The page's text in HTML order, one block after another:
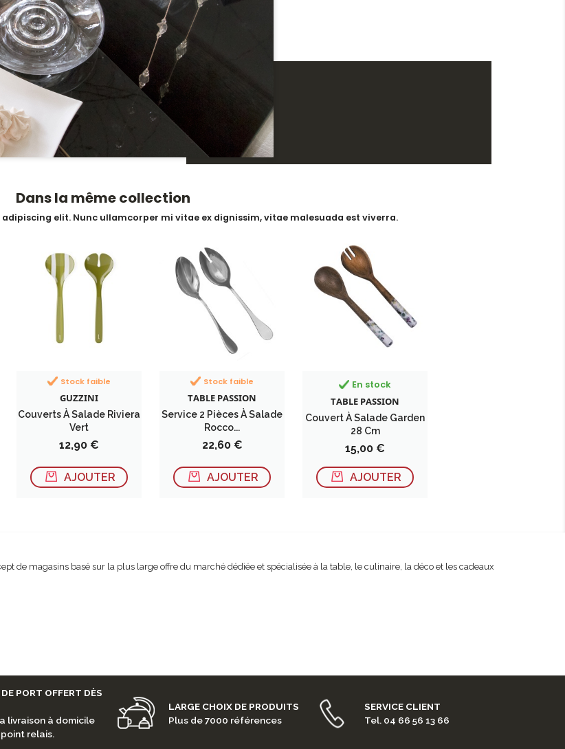
Dans la même collection
elit. Nunc ullamcorper mi vitae ex dignissim, vitae malesuada est viverra.
Stock faible
GUZZINI
Couverts À Salade Riviera
Vert
Prix
12,90 €
AJOUTER
Stock faible
TABLE PASSION
Service 2 Pièces À Salade
Rocco...
Prix
22,60 €
AJOUTER
En stock
TABLE PASSION
Couvert À Salade Garden
28 Cm
Prix
15,00 €
AJOUTER
de magasins basé sur la plus large offre du marché dédiée et spécialisée à la table, le culinaire, la déco et les cadeaux
PORT OFFERT DÈS
livraison à domicile
relais.
LARGE CHOIX DE PRODUITS
Plus de 7000 références
SERVICE CLIENT
Tel. 04 66 56 13 66